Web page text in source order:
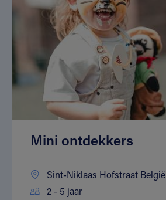
Mini ontdekkers
Sint-Niklaas Hofstraat België
2 - 5 jaar